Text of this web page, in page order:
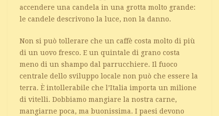
accendere una candela in una grotta molto grande:
le candele descrivono la luce, non la danno.
Non si può tollerare che un caffè costa molto di più
di un uovo fresco. E un quintale di grano costa
meno di un shampo dal parrucchiere. Il fuoco
centrale dello sviluppo locale non può che essere la
terra. È intollerabile che l’Italia importa un milione
di vitelli. Dobbiamo mangiare la nostra carne,
mangiarne poca, ma buonissima. I paesi devono